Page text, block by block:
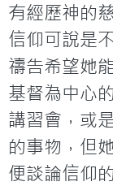
有經歷神的
信仰可說是
禱告希望她
基督為中心
講習會，或
的事物，但
便談論信仰